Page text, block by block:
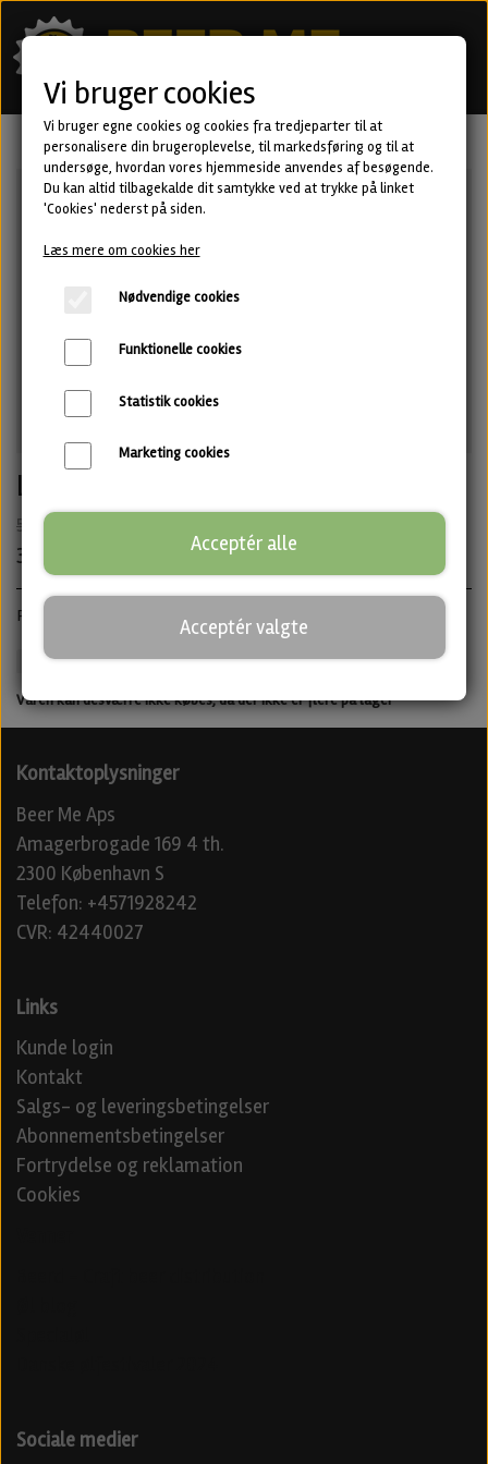
Labirytm - Pale Ale fra Nepo
55,00 kr.
30,00 kr.
Pale Ale · ABV: 4,8% · Dåse: 50 cl.
Nepo IPA Untappd
Varen kan desværre ikke købes, da der ikke er flere på lager
Kontaktoplysninger
Beer Me Aps
Amagerbrogade 169 4 th.
2300 København S
Telefon: +4571928242
CVR: 42440027
Links
Kunde login
Kontakt
Salgs- og leveringsbetingelser
Abonnementsbetingelser
Fortrydelse og reklamation
Cookies
Sociale medier
Vi bruger cookies
Vi bruger egne cookies og cookies fra tredjeparter til at
personalisere din brugeroplevelse, til markedsføring og til at
undersøge, hvordan vores hjemmeside anvendes af besøgende.
Du kan altid tilbagekalde dit samtykke ved at trykke på linket
'Cookies' nederst på siden.
Læs mere om cookies her
Nødvendige cookies
Funktionelle cookies
Statistik cookies
Marketing cookies
Acceptér alle
Acceptér valgte